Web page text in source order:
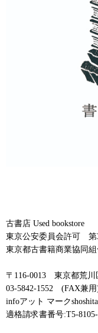
古書店 Used bookstore
東京公安委員会許可 第
東京都古書籍商業協同
〒116-0013 東京都荒
03-5842-1552 (FAX兼用
infoアット マーク
適格請求書番号:T5-